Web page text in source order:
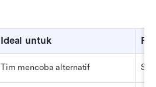
Ideal untuk
Tim mencoba alternatif